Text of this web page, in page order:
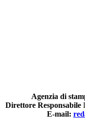
Agenzia di
Direttore Responsabile
E-mail: